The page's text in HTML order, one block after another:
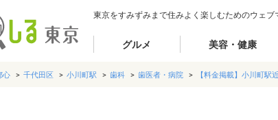
東京をすみずみまで住みよく楽しむためのウェブ
グルメ 美容・健康
心 千代田区 小川町駅 歯科 歯医者・病院 【料金掲載】小川町駅